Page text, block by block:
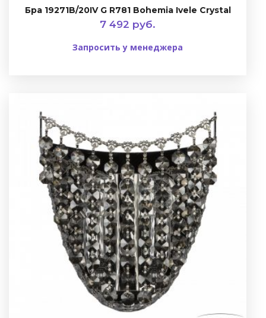
Бра 19271B/20IV G R781 Bohemia Ivele Crystal
7 492 руб.
Запросить у менеджера